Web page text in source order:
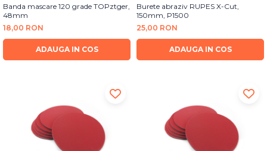
Banda mascare 120 grade TOPztger,
48mm
18,00 RON
ADAUGA IN COS
Burete abraziv RUPES X-Cut,
150mm, P1500
25,00 RON
ADAUGA IN COS